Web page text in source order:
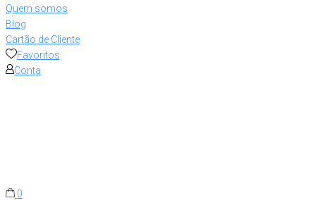
Quem somos
Blog
Cartão de Cliente
Favoritos
Conta
0